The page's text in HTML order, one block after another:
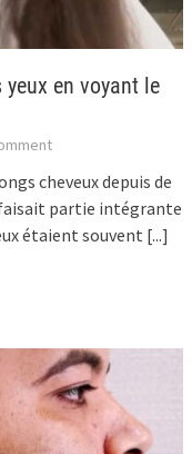
en voyant le
cheveux depuis de
partie intégrante
étaient souvent [...]